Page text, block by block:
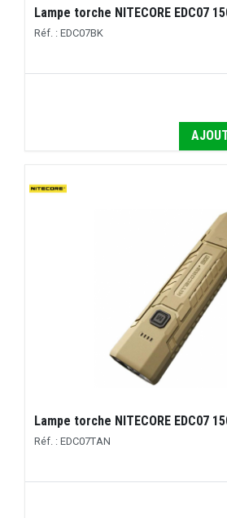
Lampe torche NITECORE EDC07
Réf. : EDC07BK
Lampe torche NITECORE EDC07
Réf. : EDC07TAN